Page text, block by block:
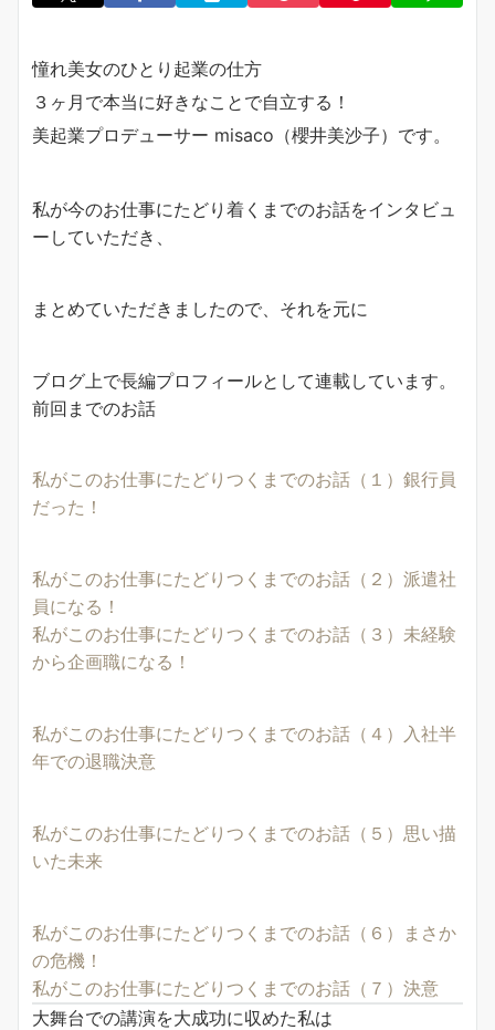
憧れ美女のひとり起業の仕方
３ヶ月で本当に好きなことで自立する！
美起業プロデューサー misaco（櫻井美沙子）です。
私が今のお仕事にたどり着くまでのお話をインタビュ
ーしていただき、
まとめていただきましたので、それを元に
ブログ上で長編プロフィールとして連載しています。
前回までのお話
私がこのお仕事にたどりつくまでのお話（１）銀行員
だった！
私がこのお仕事にたどりつくまでのお話（２）派遣社
員になる！
私がこのお仕事にたどりつくまでのお話（３）未経験
から企画職になる！
私がこのお仕事にたどりつくまでのお話（４）入社半
年での退職決意
私がこのお仕事にたどりつくまでのお話（５）思い描
いた未来
私がこのお仕事にたどりつくまでのお話（６）まさか
の危機！
私がこのお仕事にたどりつくまでのお話（７）決意
大舞台での講演を大成功に収めた私は